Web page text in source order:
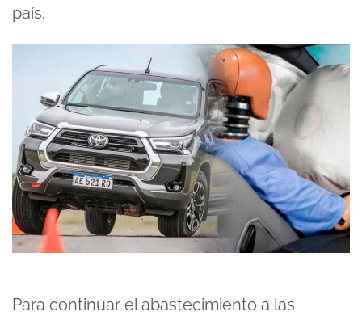
país.
Para continuar el abastecimiento a las